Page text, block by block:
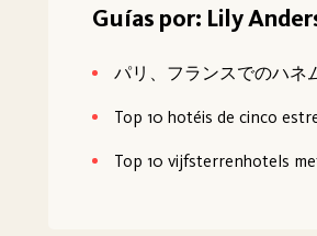
Guías por: Lily
パリ、フランスでのハネ
Top 10 hotéis de cinco
Top 10 vijfsterrenhotels